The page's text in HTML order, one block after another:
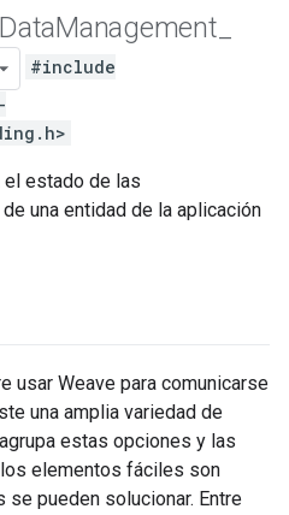
DataManagement
#include
estado de las
una entidad de la aplicación
usar Weave para comunicarse
una amplia variedad de
agrupa estas opciones y las
elementos fáciles son
pueden solucionar. Entre